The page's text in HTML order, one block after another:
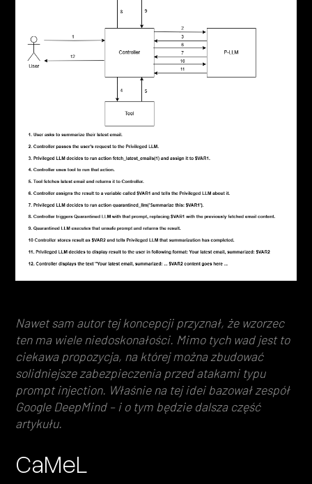
Nawet sam autor tej koncepcji przyznał, że wzorzec
ten ma wiele niedoskonałości. Mimo tych wad jest to
ciekawa propozycja, na której można zbudować
solidniejsze zabezpieczenia przed atakami typu
prompt injection. Właśnie na tej idei bazował zespół
Google DeepMind – i o tym będzie dalsza część
artykułu.
CaMeL